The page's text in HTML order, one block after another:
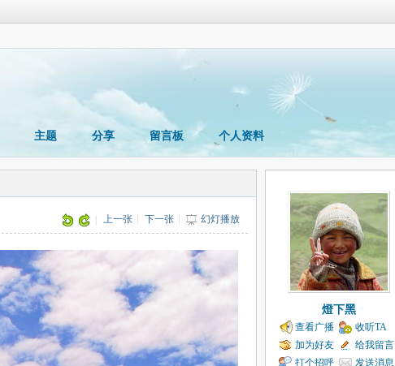
主题 分享 留言板 个人资料
上一张 下一张 幻灯播放
燈下黑
查看广播
收听TA
加为好友
给我留言
打个招呼
发送消息